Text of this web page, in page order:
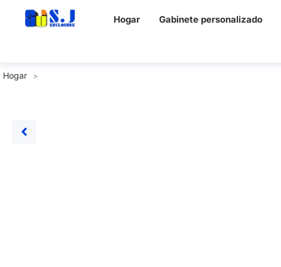
Hogar Gabinete personalizado
Hogar >